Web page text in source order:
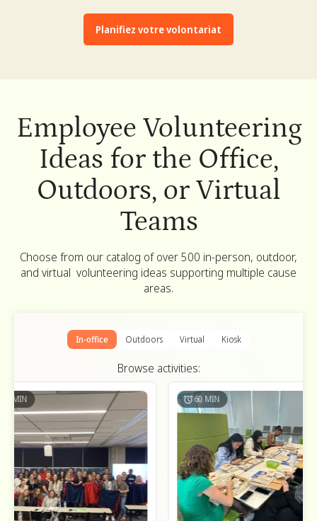
Planifiez votre volontariat
Employee Volunteering
Ideas for the Office,
Outdoors, or Virtual
Teams
Choose from our catalog of over 500 in-person, outdoor,
and virtual volunteering ideas supporting multiple cause
areas.
In-office Outdoors Virtual Kiosk
Browse activities:
60 MIN